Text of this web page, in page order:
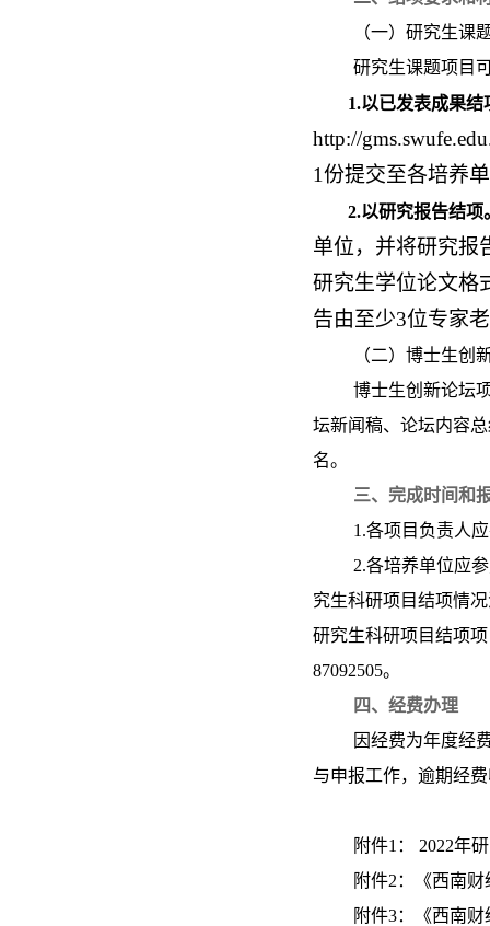
（一）研究生课
研究生课题项目
1.以已发表成果结
http://
1份提交至各培养
2.以研究报告结项
单位，并将研究报
研究生学位论文格
告由至少3位专家
（二）博士生创
博士生创新论坛
坛新闻稿、论坛内容
名。
三、完成时间和
1.各项目负责人
2.各培养单位应
究生科研项目结项情
研究生科研项目结项
87092505。
四、经费办理
因经费为年度经
与申报工作，逾期经
附件1： 2022年
附件2：《西南
附件3：《西南